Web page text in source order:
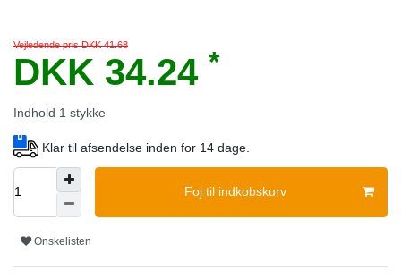
Vejledende pris DKK 41.68
DKK 34.24 *
Indhold 1 stykke
Klar til afsendelse inden for 14 dage.
Foj til indkobskurv
Onskelisten